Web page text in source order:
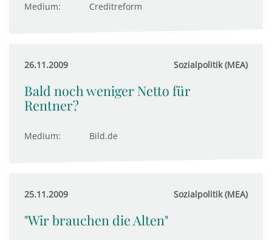
Medium: Creditreform
26.11.2009 Sozialpolitik (MEA)
Bald noch weniger Netto für
Rentner?
Medium: Bild.de
25.11.2009 Sozialpolitik (MEA)
"Wir brauchen die Alten"